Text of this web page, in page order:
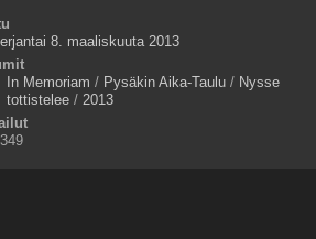
8. maaliskuuta 2013
In Memoriam / Pysäkin Aika-Taulu/ Nysse
tottistelee/ 2013